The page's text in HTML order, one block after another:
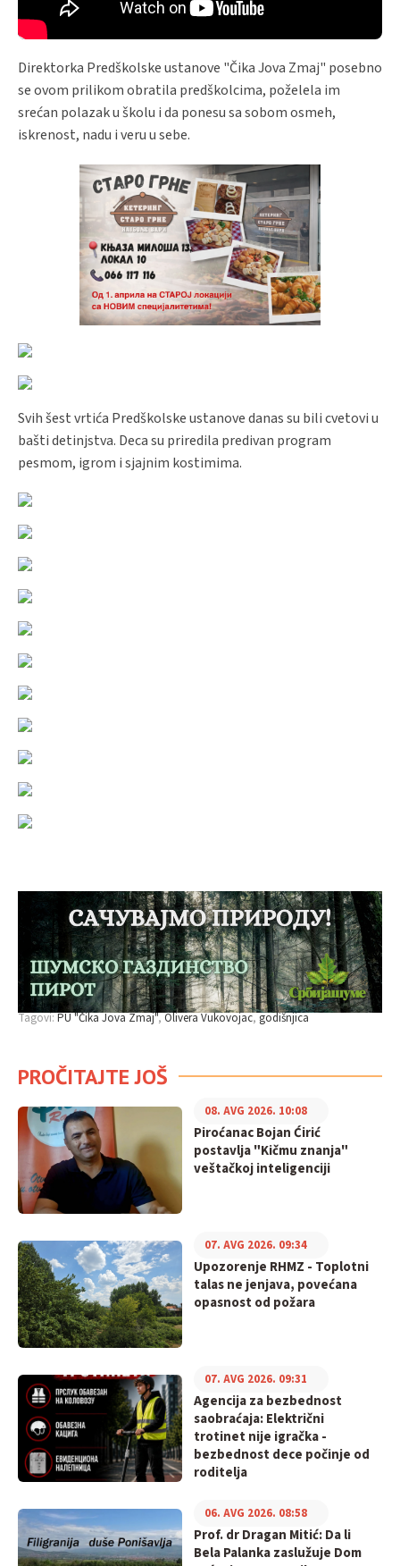
Direktorka Predškolske ustanove "Čika Jova Zmaj" posebno
se ovom prilikom obratila predškolcima, poželela im
srećan polazak u školu i da ponesu sa sobom osmeh,
iskrenost, nadu i veru u sebe.
Svih šest vrtića Predškolske ustanove danas su bili cvetovi u
bašti detinjstva. Deca su priredila predivan program
pesmom, igrom i sjajnim kostimima.
Tagovi:PU "Čika Jova Zmaj" Olivera Vukovojac godišnjica
PROČITAJTE JOŠ
Piroćanac Bojan Ćirić
postavlja "Kičmu znanja"
veštačkoj inteligenciji
08. AVG 2026. 10:08
Upozorenje RHMZ - Toplotni
talas ne jenjava, povećana
opasnost od požara
07. AVG 2026. 09:34
Agencija za bezbednost
saobraćaja: Električni
trotinet nije igračka -
bezbednost dece počinje od
roditelja
07. AVG 2026. 09:31
Prof. dr Dragan Mitić: Da li
Bela Palanka zaslužuje Dom
06. AVG 2026. 08:58